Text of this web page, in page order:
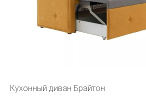
Кухонный диван Брайтон